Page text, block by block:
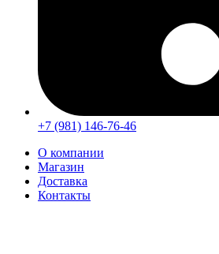
+7 (981) 146-76-46
О компании
Магазин
Доставка
Контакты